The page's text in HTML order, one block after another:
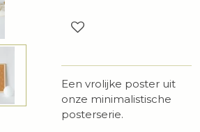
Een vrolijke poster uit
onze minimalistische
posterserie.